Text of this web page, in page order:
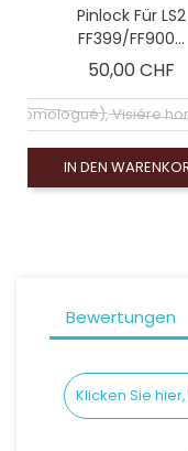
Pinlock Für LS2
FF399/FF900...
50,00 CHF
(homologué), Visiére
IN DEN
Bewertungen
Klicken Sie